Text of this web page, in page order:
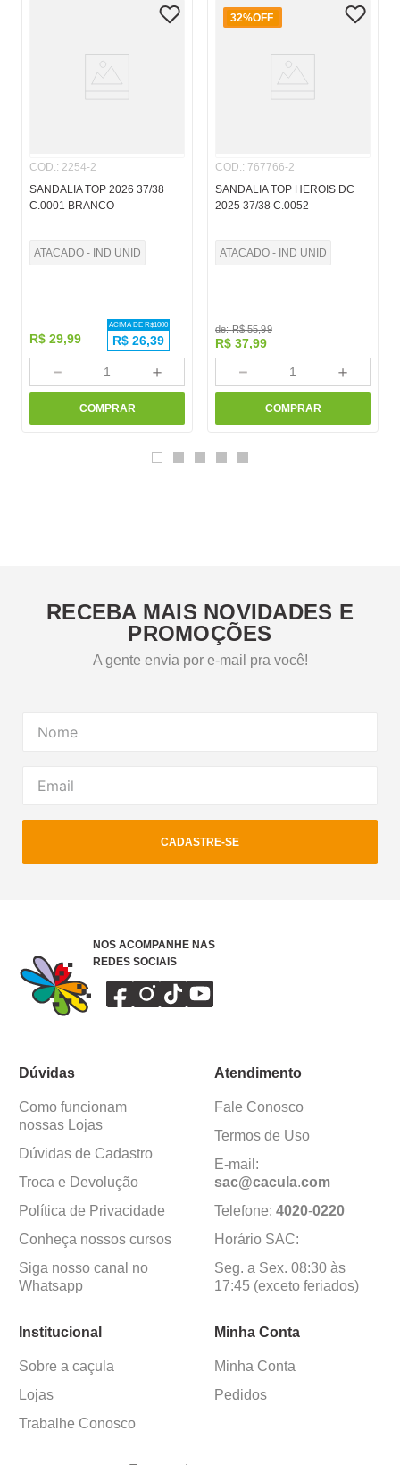
COD.: 2254-2
SANDALIA TOP 2026 37/38
C.0001 BRANCO
ATACADO - IND UNID
R$ 29,99
ACIMA DE R$1000
R$ 26,39
＋
－
COMPRAR
32%OFF
COD.: 767766-2
SANDALIA TOP HEROIS DC
2025 37/38 C.0052
ATACADO - IND UNID
de:R$ 55,99
R$ 37,99
＋
－
COMPRAR
RECEBA MAIS NOVIDADES E
PROMOÇÕES
A gente envia por e-mail pra você!
CADASTRE-SE
NOS ACOMPANHE NAS
REDES SOCIAIS
Dúvidas
Como funcionam
nossas Lojas
Dúvidas de Cadastro
Troca e Devolução
Política de Privacidade
Conheça nossos cursos
Siga nosso canal no
Whatsapp
Atendimento
Fale Conosco
Termos de Uso
E-mail:
sac@cacula.com
Telefone: 4020-0220
Horário SAC:
Seg. a Sex. 08:30 às
17:45 (exceto feriados)
Institucional
Sobre a caçula
Lojas
Trabalhe Conosco
Minha Conta
Minha Conta
Pedidos